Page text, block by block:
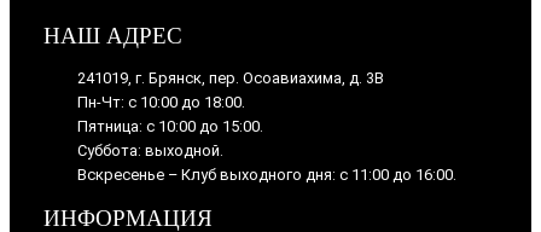
НАШ АДРЕС
241019, г. Брянск, пер. Осоавиахима, д. 3В
Пн-Чт: с 10:00 до 18:00.
Пятница: с 10:00 до 15:00.
Суббота: выходной.
Вскресенье – Клуб выходного дня: с 11:00 до 16:00.
ИНФОРМАЦИЯ